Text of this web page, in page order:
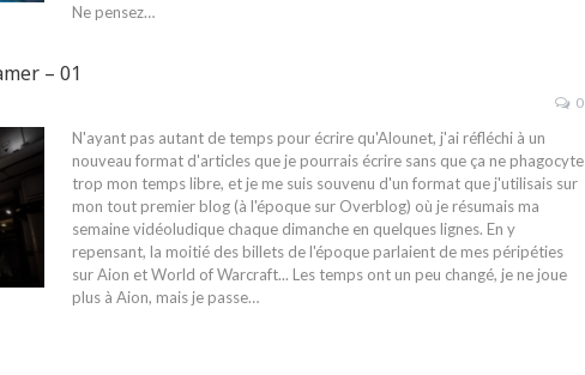
Ne pensez…
– 01
0
N'ayant pas autant de temps pour écrire qu'Alounet, j'ai réfléchi à un
nouveau format d'articles que je pourrais écrire sans que ça ne phagocyte
trop mon temps libre, et je me suis souvenu d'un format que j'utilisais sur
mon tout premier blog (à l'époque sur Overblog) où je résumais ma
semaine vidéoludique chaque dimanche en quelques lignes. En y
repensant, la moitié des billets de l'époque parlaient de mes péripéties
sur Aion et World of Warcraft... Les temps ont un peu changé, je ne joue
plus à Aion, mais je passe…